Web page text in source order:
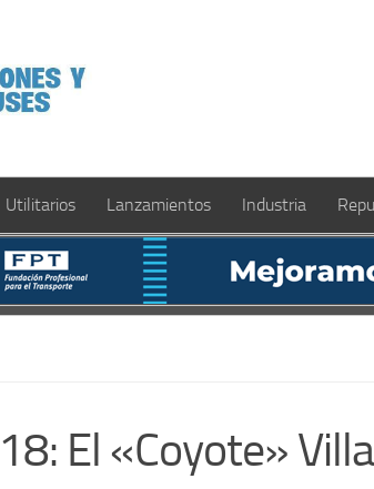
Utilitarios Lanzamientos Industria
El «Coyote»